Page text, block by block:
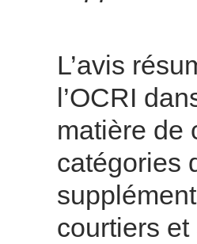
L’avis
l’OCRI
matière de
catégories
courtiers